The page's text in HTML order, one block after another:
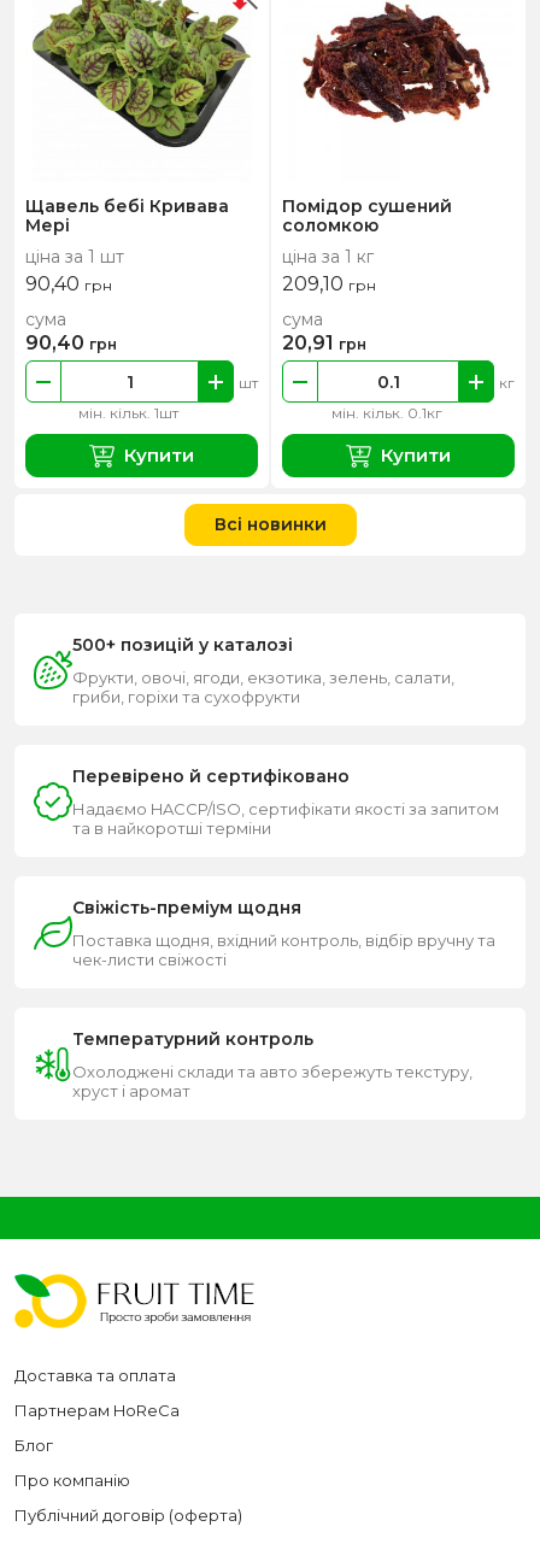
Щавель бебі Кривава
Мері
ціна за 1 шт
90,40 грн
мін. кільк. 1шт
шт
сума
90,40 грн
Купити
Помідор сушений
соломкою
ціна за 1 кг
209,10 грн
мін. кільк. 0.1кг
кг
сума
20,91 грн
Купити
Всі новинки
500+ позицій у каталозі
Фрукти, овочі, ягоди, екзотика, зелень, салати,
гриби, горіхи та сухофрукти
Перевірено й сертифіковано
Надаємо HACCP/ISO, сертифікати якості за запитом
та в найкоротші терміни
Свіжість-преміум щодня
Поставка щодня, вхідний контроль, відбір вручну та
чек-листи свіжості
Температурний контроль
Охолоджені склади та авто збережуть текстуру,
хруст і аромат
Доставка та оплата
Партнерам HoReCa
Блог
Про компанію
Публічний договір (оферта)